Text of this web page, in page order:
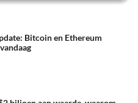
Bitcoin en Ethereum